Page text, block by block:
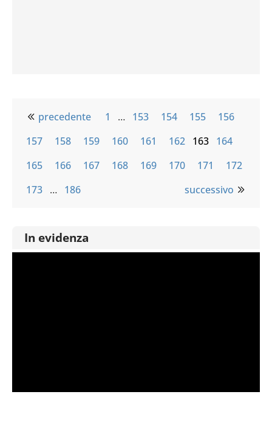
precedente 1 … 153 154 155
156
157
158 159 160 161 162 163 164
165
166 167 168 169 170 171
172
173 … 186 successivo
In evidenza